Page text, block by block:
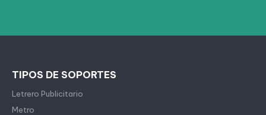
TIPOS DE SOPORTES
Letrero Publicitario
Metro